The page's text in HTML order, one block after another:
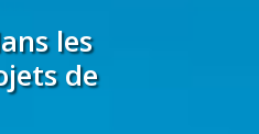
les
de